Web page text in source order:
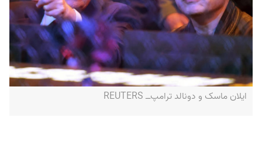
ایلان ماسک و دونالد ترامپ‌ــ REUTERS